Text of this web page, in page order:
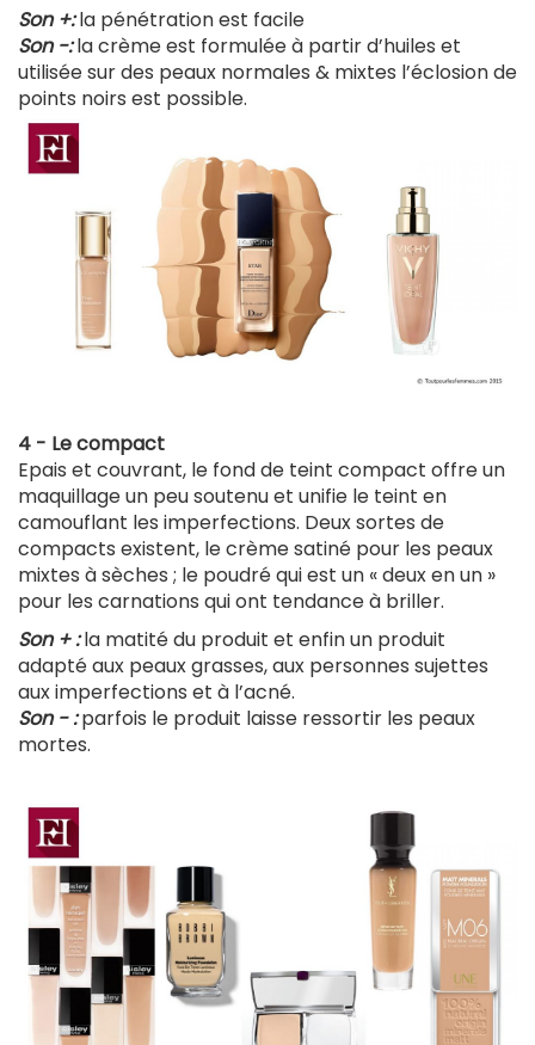
Son +: la pénétration est facile
Son -:la crème est formulée à partir d’huiles et
utilisée sur des peaux normales & mixtes l’éclosion de
points noirs est possible.
4 - Le compact
Epais et couvrant, le fond de teint compact offre un
maquillage un peu soutenu et unifie le teint en
camouflant les imperfections. Deux sortes de
compacts existent, le crème satiné pour les peaux
mixtes à sèches ; le poudré qui est un « deux en un »
pour les carnations qui ont tendance à briller.
Son + : la matité du produit et enfin un produit
adapté aux peaux grasses, aux personnes sujettes
aux imperfections et à l’acné.
Son - : parfois le produit laisse ressortir les peaux
mortes.